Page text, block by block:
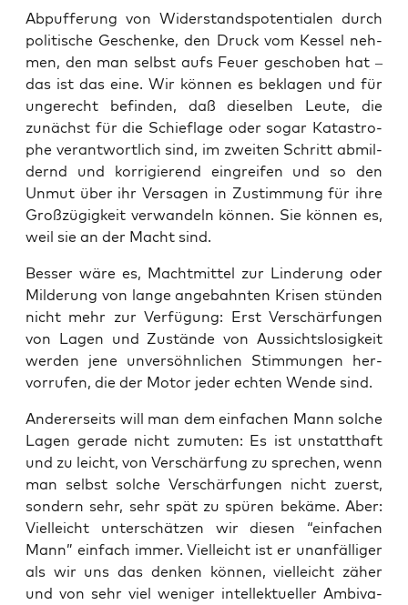
Abpuf­fe­rung von Wider­stands­po­ten­tia­len durch
poli­ti­sche Geschen­ke, den Druck vom Kes­sel neh­
men, den man selbst aufs Feu­er gescho­ben hat –
das ist das eine. Wir kön­nen es bekla­gen und für
unge­recht befin­den, daß die­sel­ben Leu­te, die
zunächst für die Schief­la­ge oder sogar Kata­stro­
phe ver­ant­wort­lich sind, im zwei­ten Schritt abmil­
dernd und kor­ri­gie­rend ein­grei­fen und so den
Unmut über ihr Ver­sa­gen in Zustim­mung für ihre
Groß­zü­gig­keit ver­wan­deln kön­nen. Sie kön­nen es,
weil sie an der Macht sind.
Bes­ser wäre es, Macht­mit­tel zur Lin­de­rung oder
Mil­de­rung von lan­ge ange­bahn­ten Kri­sen stün­den
nicht mehr zur Ver­fü­gung: Erst Ver­schär­fun­gen
von Lagen und Zustän­de von Aus­sichts­lo­sig­keit
wer­den jene unver­söhn­li­chen Stim­mun­gen her­
vor­ru­fen, die der Motor jeder ech­ten Wen­de sind.
Ande­rer­seits will man dem ein­fa­chen Mann sol­che
Lagen gera­de nicht zumu­ten: Es ist unstatt­haft
und zu leicht, von Ver­schär­fung zu spre­chen, wenn
man selbst sol­che Ver­schär­fun­gen nicht zuerst,
son­dern sehr, sehr spät zu spü­ren bekä­me. Aber:
Viel­leicht unter­schät­zen wir die­sen “ein­fa­chen
Mann” ein­fach immer. Viel­leicht ist er unan­fäl­li­ger
als wir uns das den­ken kön­nen, viel­leicht zäher
und von sehr viel weni­ger intel­lek­tu­el­ler Ambi­va­